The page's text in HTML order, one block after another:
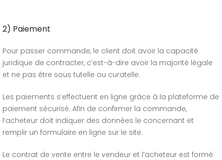
2) Paiement
Pour passer commande, le client doit avoir la capacité
juridique de contracter, c’est-à-dire avoir la majorité légale
et ne pas être sous tutelle ou curatelle.
Les paiements s’effectuent en ligne grâce à la plateforme de
paiement sécurisé. Afin de confirmer la commande,
l’acheteur doit indiquer des données le concernant et
remplir un formulaire en ligne sur le site.
Le contrat de vente entre le vendeur et l’acheteur est formé